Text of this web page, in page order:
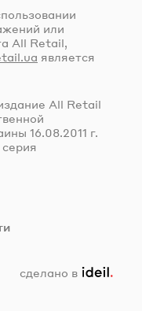
или
All Retail,
является
All Retail
16.08.2011 г.
сделано в ideil.